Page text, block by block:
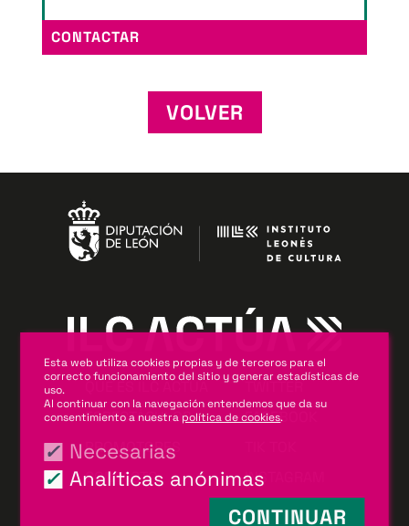
Esta web utiliza cookies propias y de terceros para el
correcto funcionamiento del sitio y generar estadísticas de
uso.
Al continuar con la navegación entendemos que da su
consentimiento a nuestra política de cookies.
Necesarias
Analíticas anónimas
CONTINUAR
CONTACTAR
VOLVER
QUÉ ES ILC ACTÚA
ESPECTÁCULOS
PROMOTORES
CONTACTO
TWITTER
FACEBOOK
INSTAGRAM